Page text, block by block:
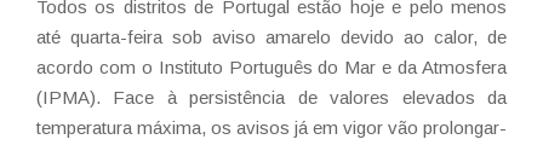
Todos os distritos de Portugal estão hoje e pelo menos
até quarta-feira sob aviso amarelo devido ao calor, de
acordo com o Instituto Português do Mar e da Atmosfera
(IPMA). Face à persistência de valores elevados da
temperatura máxima, os avisos já em vigor vão prolongar-